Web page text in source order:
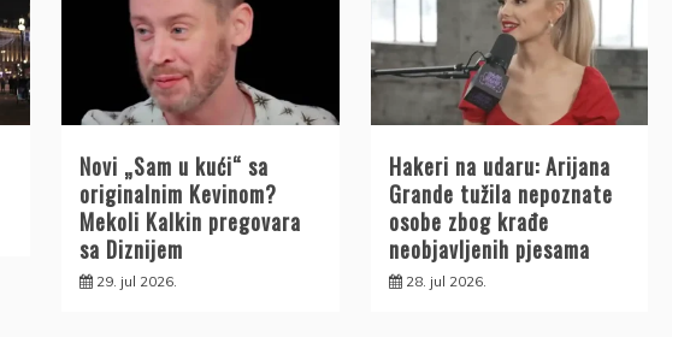
Novi „Sam u kući“ sa
originalnim Kevinom?
Mekoli Kalkin pregovara
sa Diznijem
29. jul 2026.
Hakeri na udaru: Arijana
Grande tužila nepoznate
osobe zbog krađe
neobjavljenih pjesama
28. jul 2026.